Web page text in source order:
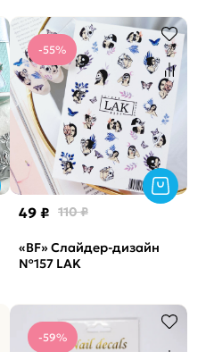
-55%
49 ₽ 110 ₽
«BF» Слайдер-дизайн
№157 LAK
-59%